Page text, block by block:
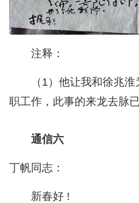
注释：
（1）他让我和徐兆
职工作，此事的来龙去脉
通信六
丁帆同志：
新春好 !